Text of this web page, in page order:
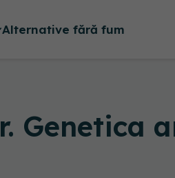
Alternative fără fum
Genetica